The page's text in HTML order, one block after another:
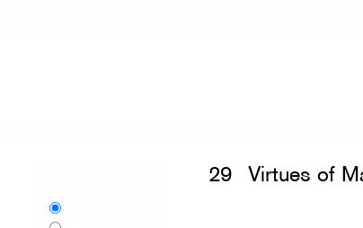
29 Virtues of